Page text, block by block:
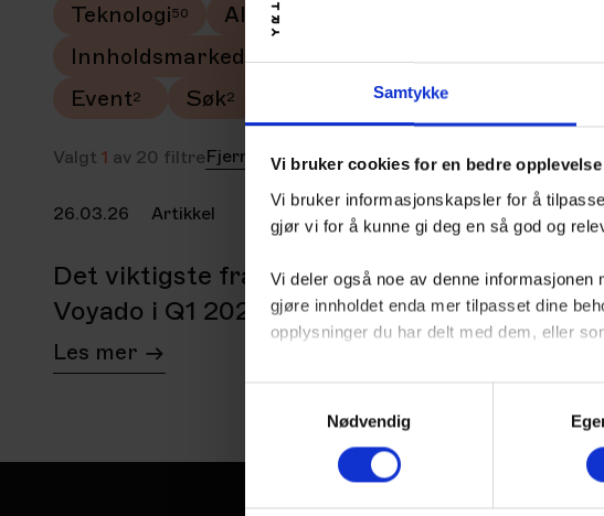
Samtykke
Vi bruker cookies for en bedre opplevelse
Vi bruker informasjonskapsler for å
gjør vi for å kunne gi deg en så god og
Vi deler også noe av denne
gjøre innholdet enda mer tilpasset dine
opplysninger du har delt med dem, eller
Du har full kontroll over hvilke cookies du
skape en bedre opplevelse for deg.
Nødvendig
Teknologi AI
Innholdsmarkedsføring
eCommerce
Event
Søk Marketing
Valgt 1 av 20 filtreFjern alle
26.03.26 Artikkel Marketing automation
Det viktigste fra Klaviyo og
Voyado i Q1 2026
Les mer